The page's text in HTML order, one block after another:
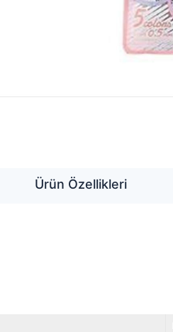
Ürün Özellikleri